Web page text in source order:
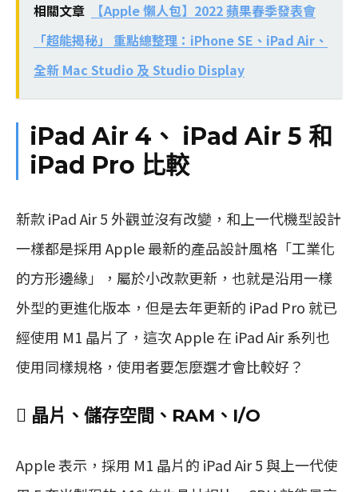
相關文章
【Apple 懶人包】2022 蘋果春季發表會
「超能揭秘」 重點總整理：iPhone SE、iPad Air、
全新 Mac Studio 及 Studio Display
iPad Air 4、 iPad Air 5 和
iPad Pro 比較
新款 iPad Air 5 外觀並沒有改變，和上一代機型設計
一樣都是採用 Apple 最新的產品設計風格「工業化
的方形邊緣」，屬於小改款更新，也就是沿用一樣
外型的更進化版本，但是去年更新的 iPad Pro 就已
經使用 M1 晶片了，這次 Apple 在 iPad Air 系列也
使用同樣規格，使用者要怎麼選才會比較好？
 晶片、儲存空間、RAM、I/O
Apple 表示，採用 M1 晶片的 iPad Air 5 與上一代使